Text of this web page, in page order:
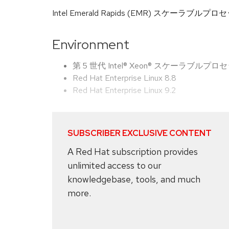
Intel Emerald Rapids (EMR) スケーラブルプロ
Environment
第 5 世代 Intel® Xeon® スケーラブルプロ
Red Hat Enterprise Linux 8.8
Red Hat Enterprise Linux 9.2
SUBSCRIBER EXCLUSIVE CONTENT
A Red Hat subscription provides
unlimited access to our
knowledgebase, tools, and much
more.